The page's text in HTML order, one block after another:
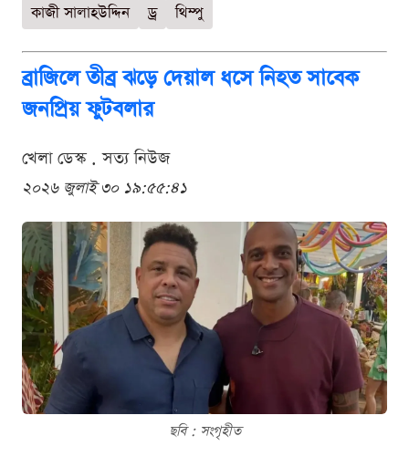
কাজী সালাহউদ্দিন
ড্র থিম্পু
ব্রাজিলে তীব্র ঝড়ে দেয়াল ধসে নিহত সাবেক
জনপ্রিয় ফুটবলার
খেলা ডেস্ক . সত্য নিউজ
২০২৬ জুলাই ৩০ ১৯:৫৫:৪১
ছবি : সংগৃহীত